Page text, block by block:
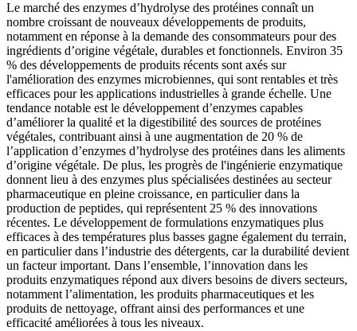
Le marché des enzymes d’hydrolyse des protéines connaît un
nombre croissant de nouveaux développements de produits,
notamment en réponse à la demande des consommateurs pour des
ingrédients d’origine végétale, durables et fonctionnels. Environ 35
% des développements de produits récents sont axés sur
l'amélioration des enzymes microbiennes, qui sont rentables et très
efficaces pour les applications industrielles à grande échelle. Une
tendance notable est le développement d’enzymes capables
d’améliorer la qualité et la digestibilité des sources de protéines
végétales, contribuant ainsi à une augmentation de 20 % de
l’application d’enzymes d’hydrolyse des protéines dans les aliments
d’origine végétale. De plus, les progrès de l'ingénierie enzymatique
donnent lieu à des enzymes plus spécialisées destinées au secteur
pharmaceutique en pleine croissance, en particulier dans la
production de peptides, qui représentent 25 % des innovations
récentes. Le développement de formulations enzymatiques plus
efficaces à des températures plus basses gagne également du terrain,
en particulier dans l’industrie des détergents, car la durabilité devient
un facteur important. Dans l’ensemble, l’innovation dans les
produits enzymatiques répond aux divers besoins de divers secteurs,
notamment l’alimentation, les produits pharmaceutiques et les
produits de nettoyage, offrant ainsi des performances et une
efficacité améliorées à tous les niveaux.